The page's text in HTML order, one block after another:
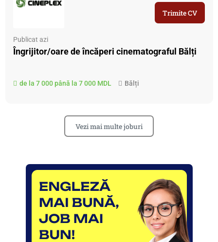
Publicat azi
Îngrijitor/oare de încăperi cinematograful Bălți
de la 7 000 până la 7 000 MDL Bălți
Trimite CV
Vezi mai multe joburi